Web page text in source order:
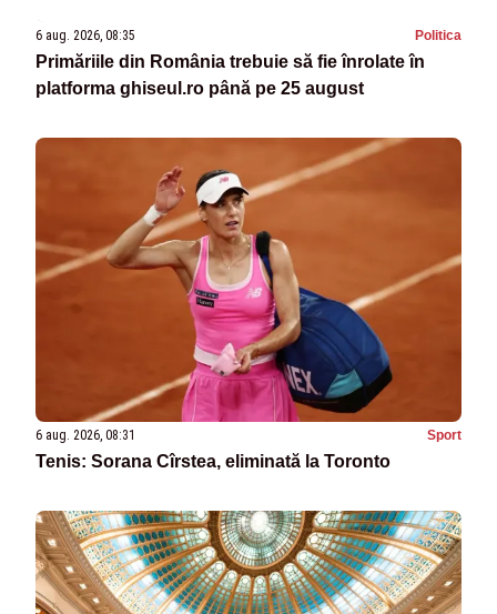
6 aug. 2026, 08:35 Politica
Primăriile din România trebuie să fie înrolate în
platforma ghiseul.ro până pe 25 august
6 aug. 2026, 08:31 Sport
Tenis: Sorana Cîrstea, eliminată la Toronto